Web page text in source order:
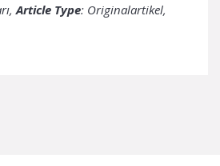
Article Type: Originalartikel,